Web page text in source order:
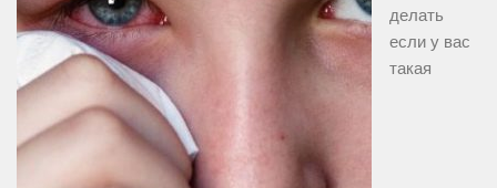
делать
если у вас
такая